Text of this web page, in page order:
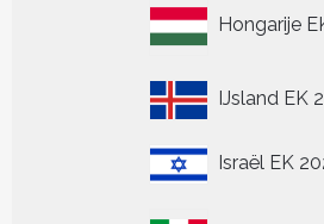
Hongarije
IJsland EK
Israël EK